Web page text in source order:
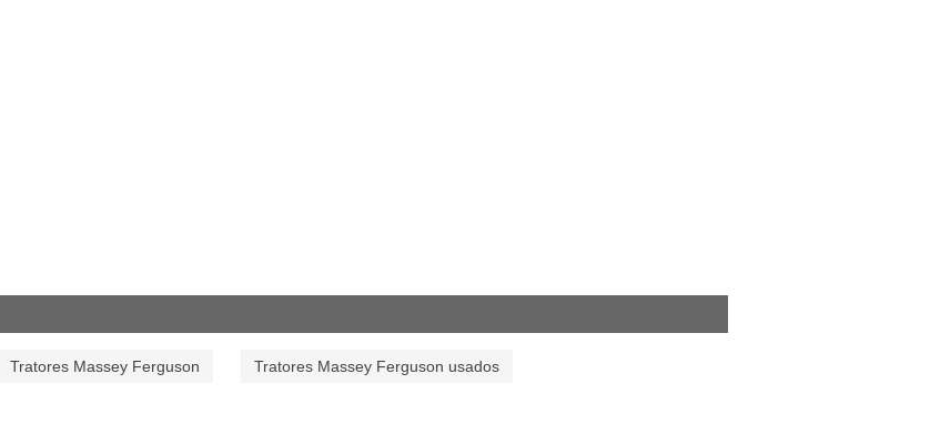
Tratores Massey Ferguson Tratores Massey Ferguson usados